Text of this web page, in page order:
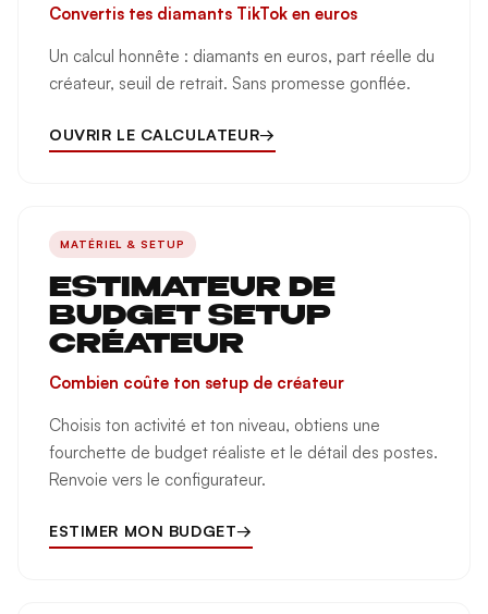
Convertis tes diamants TikTok en euros
Un calcul honnête : diamants en euros, part réelle du
créateur, seuil de retrait. Sans promesse gonflée.
OUVRIR LE CALCULATEUR→
MATÉRIEL & SETUP
ESTIMATEUR DE
BUDGET SETUP
CRÉATEUR
Combien coûte ton setup de créateur
Choisis ton activité et ton niveau, obtiens une
fourchette de budget réaliste et le détail des postes.
Renvoie vers le configurateur.
ESTIMER MON BUDGET→